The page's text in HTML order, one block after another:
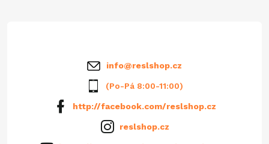
info@reslshop.cz
(Po-Pá 8:00-11:00)
http://facebook.com/reslshop.cz
reslshop.cz